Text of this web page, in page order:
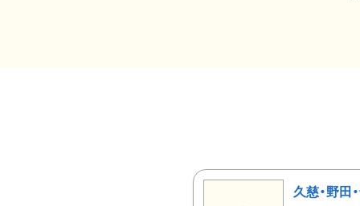
久慈・野田